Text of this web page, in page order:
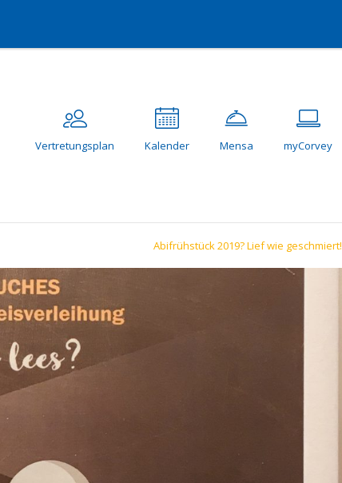
Vertretungsplan Kalender Mensa myCorvey
Abifrühstück 2019? Lief wie geschmiert!